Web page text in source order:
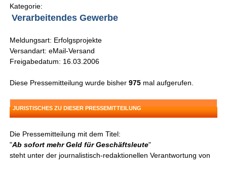
Kategorie:
Verarbeitendes Gewerbe
Meldungsart: Erfolgsprojekte
Versandart: eMail-Versand
Freigabedatum: 16.03.2006
Diese Pressemitteilung wurde bisher975 mal aufgerufen.
JURISTISCHES ZU DIESER PRESSEMITTEILUNG
Die Pressemitteilung mit dem Titel:
"Ab sofort mehr Geld für Geschäftsleute"
steht unter der journalistisch-redaktionellen Verantwortung von